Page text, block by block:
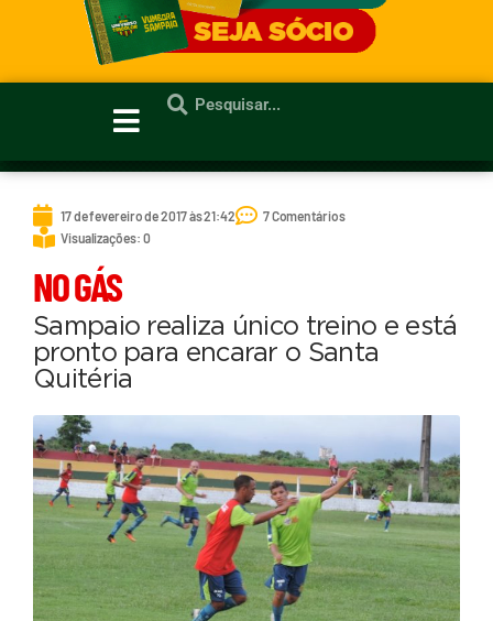
17 de fevereiro de 2017 às 21:42
7 Comentários
Visualizações: 0
NO GÁS
Sampaio realiza único treino e está
pronto para encarar o Santa
Quitéria